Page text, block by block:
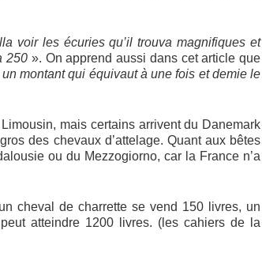
voir les écuries qu’il trouva magnifiques et
250 ». On apprend aussi dans cet article que
montant qui équivaut à une fois et demie le
mais certains arrivent du Danemark
des chevaux d’attelage. Quant aux bêtes
ou du Mezzogiorno, car la France n’a
cheval de charrette se vend 150 livres, un
atteindre 1200 livres. (les cahiers de la